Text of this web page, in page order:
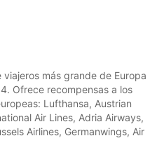
más grande de Europa
Ofrece recompensas a los
Lufthansa, Austrian
Air Lines, Adria Airways,
Airlines, Germanwings, Air